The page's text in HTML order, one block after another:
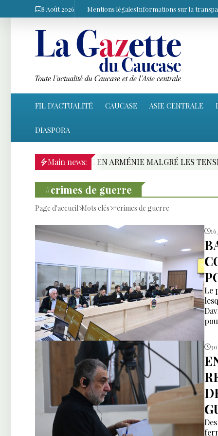
8 Août 2026 Mentions légalesInformations sur la
FIL D'ACTUALITÉ CAUCASE ASIE CENTRALE
DIASPORA
Main news:
EN ARMÉNIE MALGRÉ LES TENSIONS AVEC
#crimes de guerre
Page d'accueil Mots clés #crimes de guerre
Le